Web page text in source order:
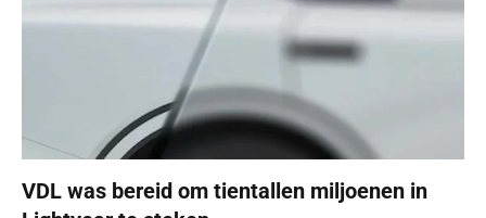
VDL was bereid om tientallen miljoenen in